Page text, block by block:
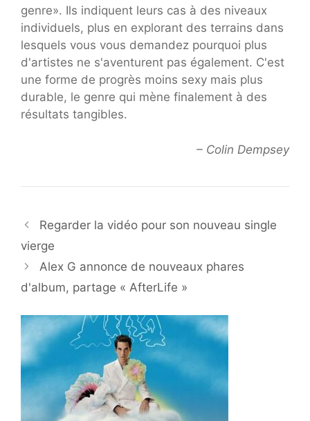
genre». Ils indiquent leurs cas à des niveaux
individuels, plus en explorant des terrains dans
lesquels vous vous demandez pourquoi plus
d'artistes ne s'aventurent pas également. C'est
une forme de progrès moins sexy mais plus
durable, le genre qui mène finalement à des
résultats tangibles.
– Colin Dempsey
Regarder la vidéo pour son nouveau single
vierge
Alex G annonce de nouveaux phares
d'album, partage « AfterLife »